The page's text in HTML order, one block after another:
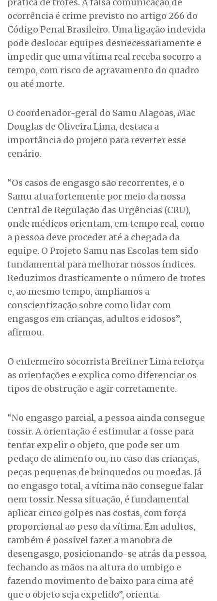
prática de trotes. A falsa comunicação de
ocorrência é crime previsto no artigo 266 do
Código Penal Brasileiro. Uma ligação indevida
pode deslocar equipes desnecessariamente e
impedir que uma vítima real receba socorro a
tempo, com risco de agravamento do quadro
ou até morte.
O coordenador-geral do Samu Alagoas, Mac
Douglas de Oliveira Lima, destaca a
importância do projeto para reverter esse
cenário.
“Os casos de engasgo são recorrentes, e o
Samu atua fortemente por meio da nossa
Central de Regulação das Urgências (CRU),
onde médicos orientam, em tempo real, como
a pessoa deve proceder até a chegada da
equipe. O Projeto Samu nas Escolas tem sido
fundamental para melhorar nossos índices.
Reduzimos drasticamente o número de trotes
e, ao mesmo tempo, ampliamos a
conscientização sobre como lidar com
engasgos em crianças, adultos e idosos”,
afirmou.
O enfermeiro socorrista Breitner Lima reforça
as orientações e explica como diferenciar os
tipos de obstrução e agir corretamente.
“No engasgo parcial, a pessoa ainda consegue
tossir. A orientação é estimular a tosse para
tentar expelir o objeto, que pode ser um
pedaço de alimento ou, no caso das crianças,
peças pequenas de brinquedos ou moedas. Já
no engasgo total, a vítima não consegue falar
nem tossir. Nessa situação, é fundamental
aplicar cinco golpes nas costas, com força
proporcional ao peso da vítima. Em adultos,
também é possível fazer a manobra de
desengasgo, posicionando-se atrás da pessoa,
fechando as mãos na altura do umbigo e
fazendo movimento de baixo para cima até
que o objeto seja expelido”, orienta.